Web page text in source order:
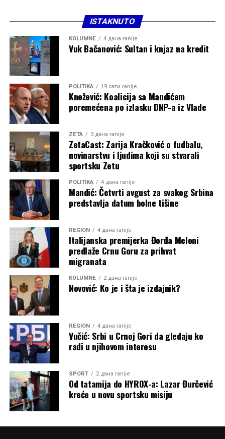
ISTAKNUTO
KOLUMNE 4 дана ranije
Vuk Bačanović: Sultan i knjaz na kredit
POLITIKA 19 сати ranije
Knežević: Koalicija sa Mandićem
poremećena po izlasku DNP-a iz Vlade
ZETA 3 дана ranije
ZetaCast: Zarija Kračković o fudbalu,
novinarstvu i ljudima koji su stvarali
sportsku Zetu
POLITIKA 4 дана ranije
Mandić: Četvrti avgust za svakog Srbina
predstavlja datum bolne tišine
REGION 4 дана ranije
Italijanska premijerka Đorđa Meloni
predlaže Crnu Goru za prihvat
migranata
KOLUMNE 2 дана ranije
Novović: Ko je i šta je izdajnik?
REGION 4 дана ranije
Vučić: Srbi u Crnoj Gori da gledaju ko
radi u njihovom interesu
SPORT 2 дана ranije
Od tatamija do HYROX-a: Lazar Đurčević
kreće u novu sportsku misiju